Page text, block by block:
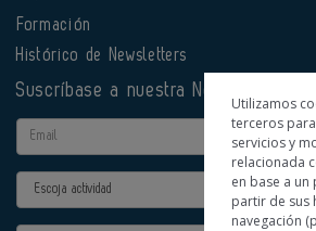
Formación
Histórico de Newsletters
Suscríbase a nuestra Newsletter
Email
Actividad
Utilizamos
terceros
servicios y
relacionada
en base a
partir de sus
navegación